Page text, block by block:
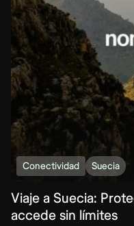
Conectividad Suecia
Viaje a Suecia:
accede sin límites